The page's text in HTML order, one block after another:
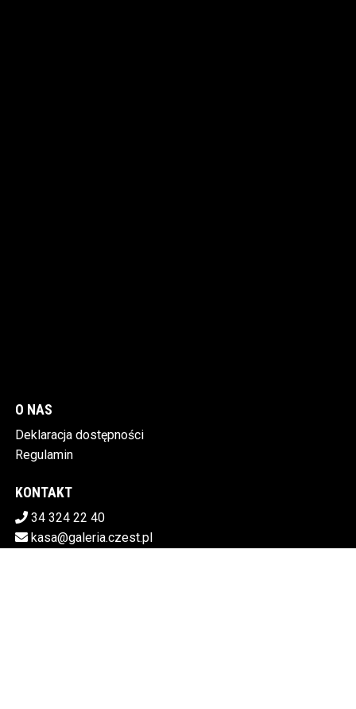
O NAS
Deklaracja dostępności
Regulamin
KONTAKT
34 324 22 40
kasa@galeria.czest.pl